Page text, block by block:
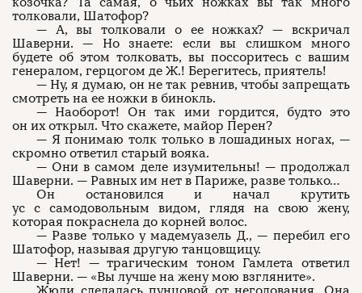
толковали, Шатофор?
— А, вы толковали о ее ножках? — вскричал
Шаверни. — Но знаете: если вы слишком много
будете об этом толковать, вы поссоритесь с вашим
генералом, герцогом де Ж.! Берегитесь, приятель!
— Ну, я думаю, он не так ревнив, чтобы запрещать
смотреть на ее ножки в бинокль.
— Наоборот! Он так ими гордится, будто это
он их открыл. Что скажете, майор Перен?
— Я понимаю толк только в лошадиных ногах, —
скромно ответил старый вояка.
— Они в самом деле изумительны! — продолжал
Шаверни. — Равных им нет в Париже, разве только…
Он остановился и начал крутить
ус с самодовольным видом, глядя на свою жену,
которая покраснела до корней волос.
— Разве только у мадемуазель Д., — перебил его
Шатофор, называя другую танцовщицу.
— Нет! — трагическим тоном Гамлета ответил
Шаверни. — «Вы лучше на жену мою взгляните».